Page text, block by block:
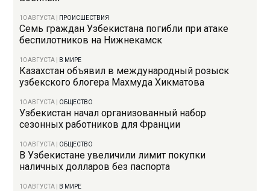
10 АВГУСТА ПРОИСШЕСТВИЯ
Семь граждан Узбекистана погибли при атаке
беспилотников на Нижнекамск
10 АВГУСТА В МИРЕ
Казахстан объявил в международный розыск
узбекского блогера Махмуда Хикматова
10 АВГУСТА ОБЩЕСТВО
Узбекистан начал организованный набор
сезонных работников для Франции
10 АВГУСТА ОБЩЕСТВО
В Узбекистане увеличили лимит покупки
наличных долларов без паспорта
10 АВГУСТА В МИРЕ